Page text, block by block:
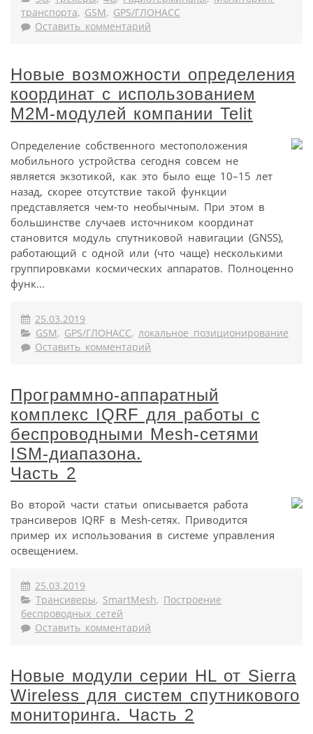
транспорта, GSM, GPS/ГЛОНАСС
Оставить комментарий
Новые возможности определения
координат с использованием
M2M-модулей компании Telit
Определение собственного местоположения
мобильного устройства сегодня совсем не
является экзотикой, как это было еще 10–15 лет
назад, скорее отсутствие такой функции
представляется чем-то необычным. При этом в
большинстве случаев источником координат
становится модуль спутниковой навигации (GNSS),
работающий с одной или (что чаще) несколькими
группировками космических аппаратов. Полноценно
функ...
25.03.2019
GSM, GPS/ГЛОНАСС, локальное позиционирование
Оставить комментарий
Программно-аппаратный
комплекс IQRF для работы с
беспроводными Mesh-сетями
ISM-диапазона.
Часть 2
Во второй части статьи описывается работа
трансиверов IQRF в Mesh-сетях. Приводится
пример их использования в системе управления
освещением.
25.03.2019
Трансиверы, SmartMesh, Построение
беспроводных сетей
Оставить комментарий
Новые модули серии HL от Sierra
Wireless для систем спутникового
мониторинга. Часть 2